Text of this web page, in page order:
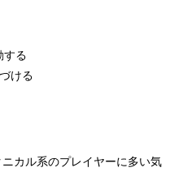
する
ける
カル系のプレイヤーに多い気